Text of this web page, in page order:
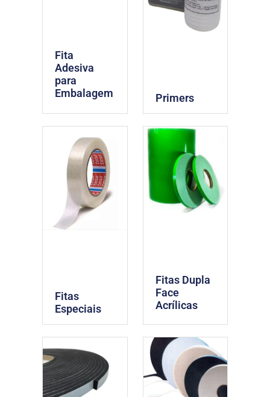
Fita
Adesiva
para
Embalagem
Primers
Fitas
Especiais
Fitas Dupla
Face
Acrílicas